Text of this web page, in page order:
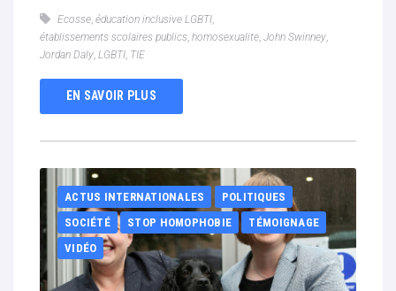
Ecosse éducation inclusive LGBTI
établissements scolaires publics homosexualite John Swinney
Jordan Daly LGBTI TIE
EN SAVOIR PLUS
ACTUS INTERNATIONALES
POLITIQUES
SOCIÉTÉ
STOP HOMOPHOBIE
TÉMOIGNAGE
VIDÉO